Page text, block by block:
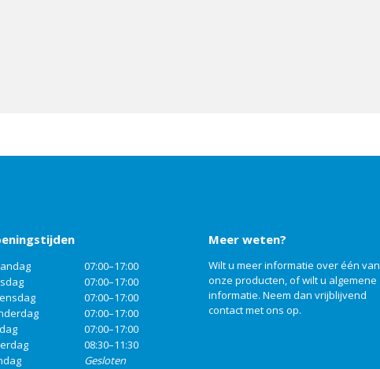
07:00–17:00
07:00–17:00
07:00–17:00
07:00–17:00
07:00–17:00
08:30–11:30
Gesloten
Meer weten?
Wilt u meer informatie over één van
onze producten, of wilt u algemene
informatie. Neem dan vrijblijvend
contactmet ons op.